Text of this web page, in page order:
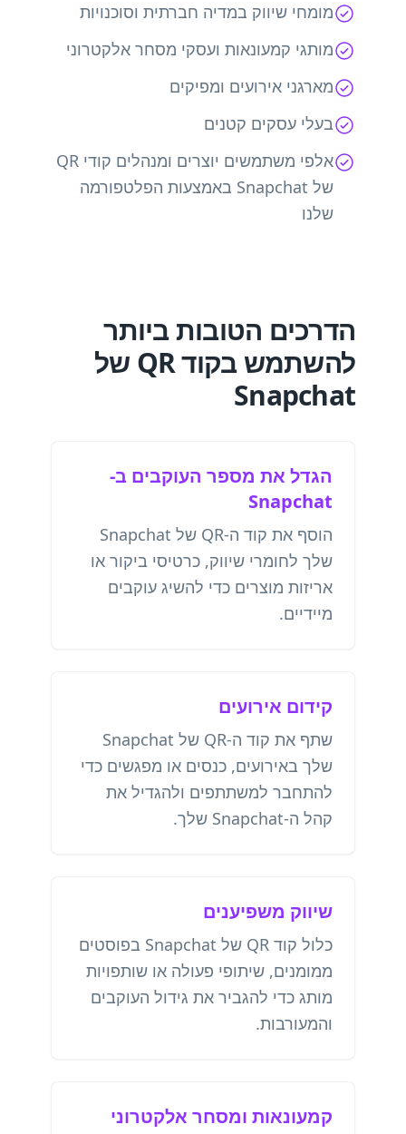
מומחי שיווק במדיה חברתית וסוכנויות
מותגי קמעונאות ועסקי מסחר אלקטרוני
מארגני אירועים ומפיקים
בעלי עסקים קטנים
אלפי משתמשים יוצרים ומנהלים קודי QR
של Snapchat באמצעות הפלטפורמה
שלנו
הדרכים הטובות ביותר
להשתמש בקוד QR של
Snapchat
הגדל את מספר העוקבים ב-
Snapchat
הוסף את קוד ה-QR של Snapchat
שלך לחומרי שיווק, כרטיסי ביקור או
אריזות מוצרים כדי להשיג עוקבים
מיידיים.
קידום אירועים
שתף את קוד ה-QR של Snapchat
שלך באירועים, כנסים או מפגשים כדי
להתחבר למשתתפים ולהגדיל את
קהל ה-Snapchat שלך.
שיווק משפיענים
כלול קוד QR של Snapchat בפוסטים
ממומנים, שיתופי פעולה או שותפויות
מותג כדי להגביר את גידול העוקבים
והמעורבות.
קמעונאות ומסחר אלקטרוני